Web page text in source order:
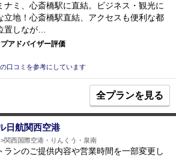
ナミ、心斎橋駅に直結。ビジネス・観光に
立地！心斎橋駅直結、アクセスも便利な都
置しなが…
プアドバイザー評価
口コミを参考にしています
全プランを見る
日航関西空港
関西国際空港・りんくう・泉南
ランのご提供内容や営業時間を一部変更し